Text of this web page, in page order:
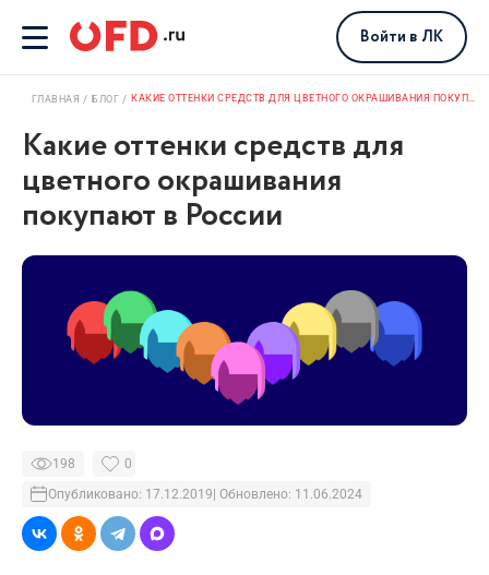
Войти в ЛК
ГЛАВНАЯ БЛОГ КАКИЕ ОТТЕНКИ СРЕДСТВ ДЛЯ ЦВЕТНОГО ОКРАШИВАНИЯ ПОКУПАЮТ В РОССИИ
Какие оттенки средств для
цветного окрашивания
покупают в России
198
Опубликовано: 17.12.2019 | Обновлено: 11.06.2024
0